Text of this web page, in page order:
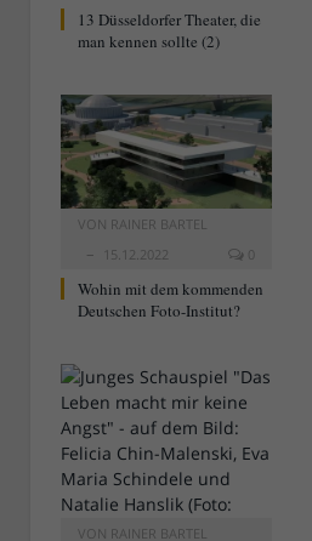
13 Düsseldorfer Theater, die
man kennen sollte (2)
VON RAINER BARTEL
15.12.2022
0
Wohin mit dem kommenden
Deutschen Foto-Institut?
VON RAINER BARTEL